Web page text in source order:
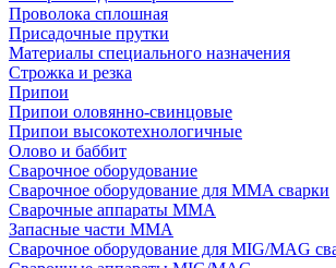
Проволока сплошная
Присадочные прутки
Материалы специального назначения
Строжка и резка
Припои
Припои оловянно-свинцовые
Припои высокотехнологичные
Олово и баббит
Сварочное оборудование
Сварочное оборудование для MMA сварки
Сварочные аппараты MMA
Запасные части MMA
Сварочное оборудование для MIG/MAG